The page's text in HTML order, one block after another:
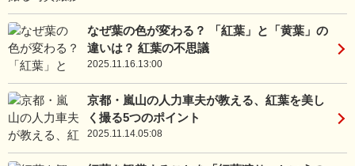
なぜ葉の色が変わる？ 「紅葉」と「黄葉」の
違いは？ 紅葉の不思議
2025.11.16.13:00
京都・嵐山の人力車夫が教える、紅葉を美し
く撮る5つのポイント
2025.11.14.05:08